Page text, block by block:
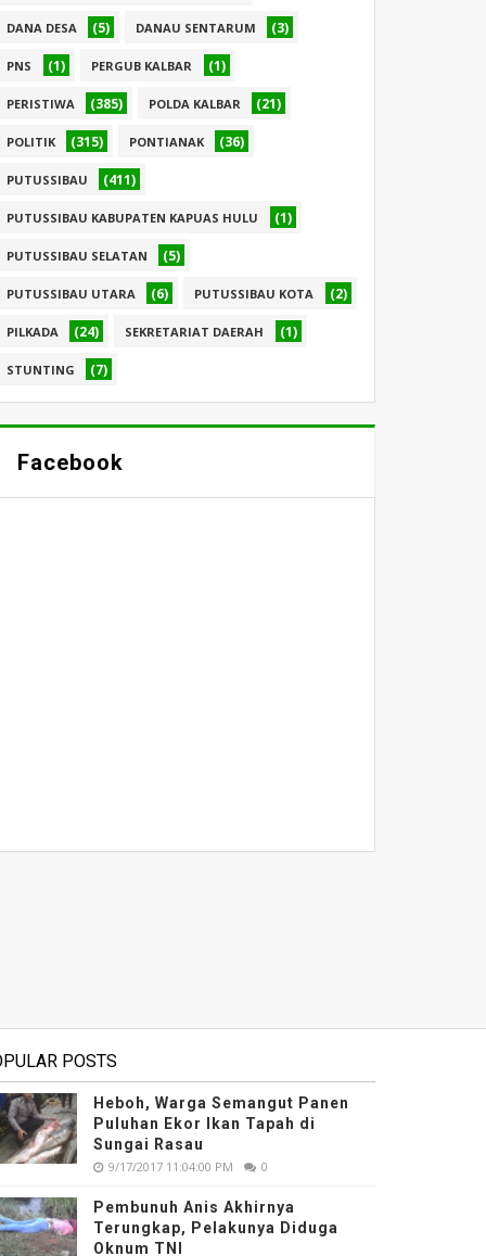
DANA DESA (5) DANAU SENTARUM (3)
PNS (1) PERGUB KALBAR (1)
PERISTIWA (385) POLDA KALBAR (21)
POLITIK (315) PONTIANAK (36)
PUTUSSIBAU (411)
PUTUSSIBAU KABUPATEN KAPUAS HULU (1)
PUTUSSIBAU SELATAN (5)
PUTUSSIBAU UTARA (6) PUTUSSIBAU KOTA (2)
PILKADA (24) SEKRETARIAT DAERAH (1)
STUNTING (7)
Facebook
POSTS
Heboh, Warga Semangut Panen
Puluhan Ekor Ikan Tapah di
Sungai Rasau
9/17/2017 11:04:00 PM 0
Pembunuh Anis Akhirnya
Terungkap, Pelakunya Diduga
Oknum TNI